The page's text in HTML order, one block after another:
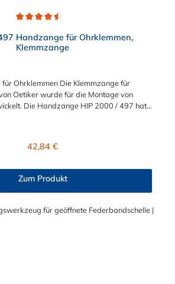
Handzange für Ohrklemmen,
Klemmzange
für Ohrklemmen Die Klemmzange für
Oetiker wurde für die Montage von
Die Handzange HIP 2000 / 497 hat
geschlossen und montiert werden.
für den Einsatz in Industrie und Gewerbe
sehr gefragt ist.
Regulärer Preis:
42,84 €
Zum Produkt